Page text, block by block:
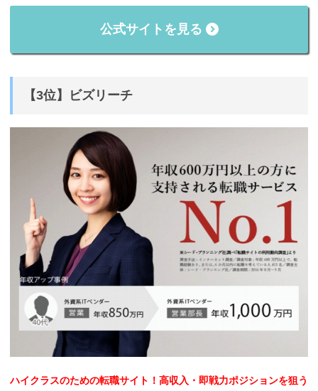
公式サイトを見る
【3位】ビズリーチ
ハイクラスのための転職サイト！高収入・ 即戦力ポジションを狙う